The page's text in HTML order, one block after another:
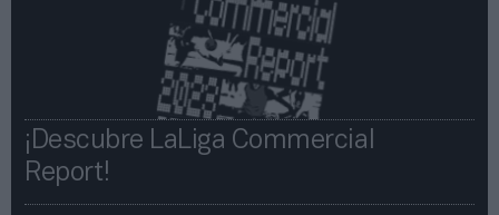
¡Descubre LaLiga Commercial
Report!​​